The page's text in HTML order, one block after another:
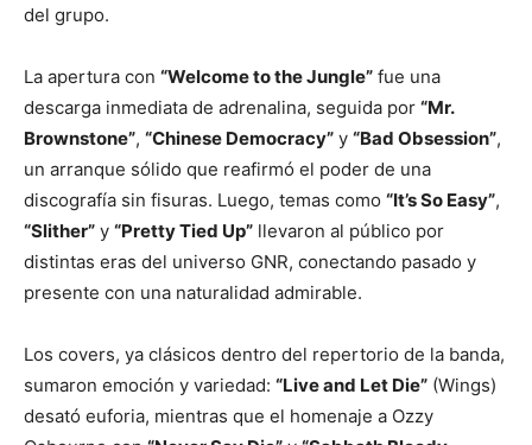
del grupo.
La apertura con “Welcome to the Jungle” fue una
descarga inmediata de adrenalina, seguida por “Mr.
Brownstone”, “Chinese Democracy” y “Bad Obsession”,
un arranque sólido que reafirmó el poder de una
discografía sin fisuras. Luego, temas como “It’s So Easy”,
“Slither” y “Pretty Tied Up” llevaron al público por
distintas eras del universo GNR, conectando pasado y
presente con una naturalidad admirable.
Los covers, ya clásicos dentro del repertorio de la banda,
sumaron emoción y variedad: “Live and Let Die” (Wings)
desató euforia, mientras que el homenaje a Ozzy